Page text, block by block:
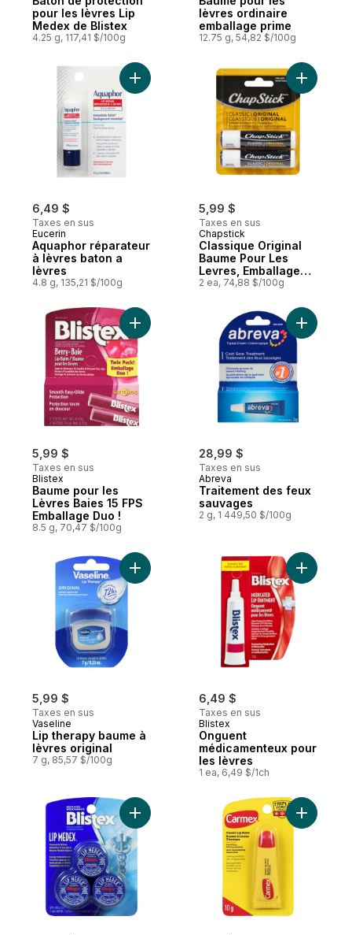
pour les lèvres Lip
Medex de Blistex
4.25 g, 117,41 $/100g
lèvres ordinaire
emballage prime
12.75 g, 54,82 $/100g
6,49 $
Taxes en sus
Eucerin
Aquaphor réparateur
à lèvres baton a
lèvres
4.8 g, 135,21 $/100g
Ajouter Aquaphor réparateur à lèvres
5,99 $
Taxes en sus
Chapstick
Classique Original
Baume Pour Les
Levres, Emballage
De 2
2 ea, 74,88 $/100g
Ajouter
5,99 $
Taxes en sus
Blistex
Baume pour les
Lèvres Baies 15 FPS
Emballage Duo !
8.5 g, 70,47 $/100g
Ajouter Baume pour les Lèvres Baies 15
28,99 $
Taxes en sus
Abreva
Traitement des feux
sauvages
2 g, 1 449,50 $/100g
Ajouter
5,99 $
Taxes en sus
Vaseline
Lip therapy baume à
lèvres original
7 g, 85,57 $/100g
Ajouter Lip therapy baume à lèvres
6,49 $
Taxes en sus
Blistex
Onguent
médicamenteux pour
les lèvres
1 ea, 6,49 $/1ch
Ajouter
Ajouter Lip medex analgésique externe
Ajouter